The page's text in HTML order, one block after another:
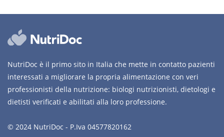
NutriDoc è il primo sito in Italia che mette in contatto pazienti
interessati a migliorare la propria alimentazione con veri
professionisti della nutrizione: biologi nutrizionisti, dietologi e
dietisti verificati e abilitati alla loro professione.
© 2024 NutriDoc - P.Iva 04577820162